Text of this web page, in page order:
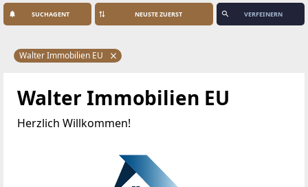
SUCHAGENT VERFEINERN
Walter Immobilien EU
Walter Immobilien EU
Herzlich Willkommen!